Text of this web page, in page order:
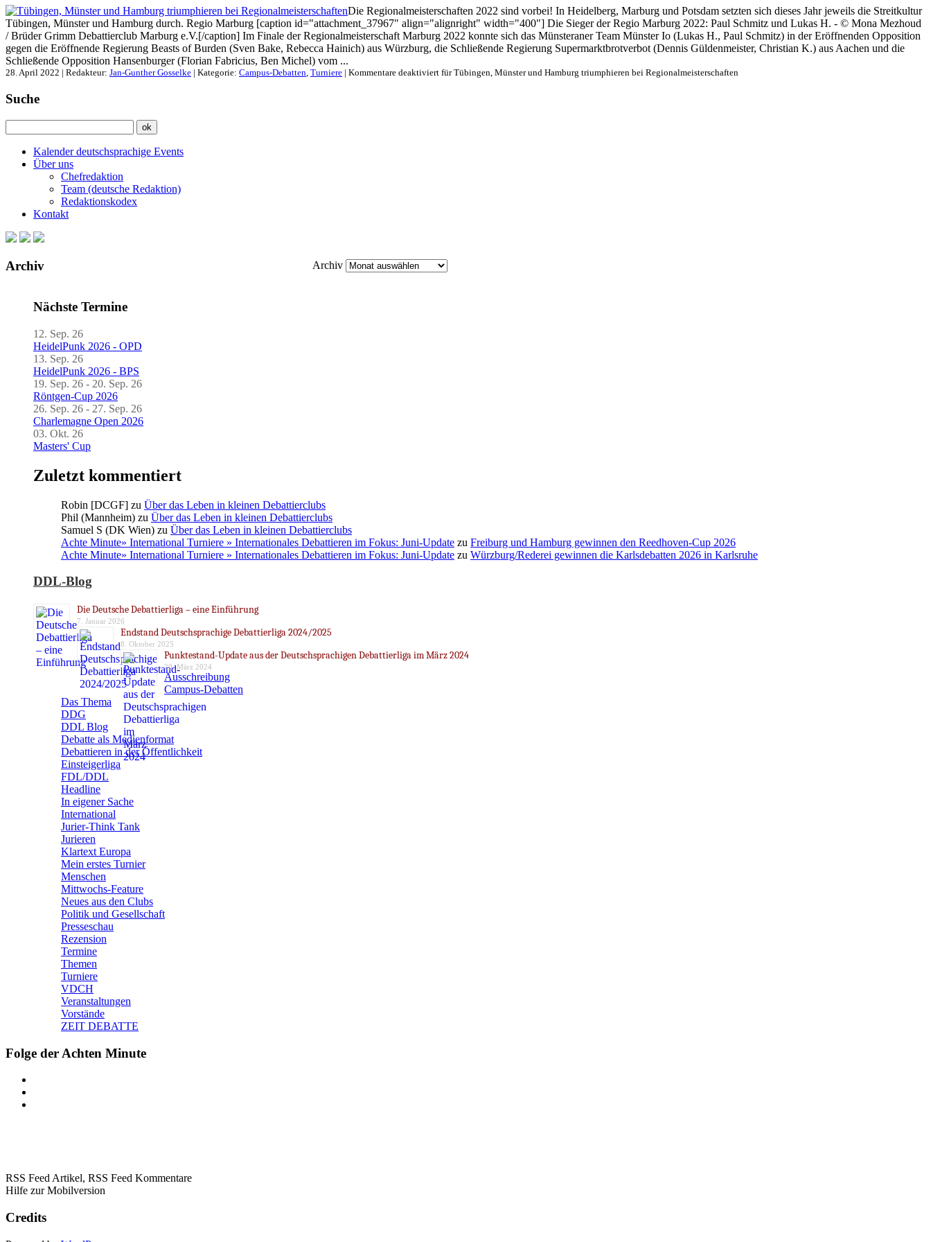
Die Regionalmeisterschaften 2022 sind vorbei! In Heidelberg, Marburg und Potsdam setzten sich dieses Jahr jeweils die Streitkultur
Tübingen, Münster und Hamburg durch. Regio Marburg [caption id="attachment_37967" align="alignright" width="400"] Die Sieger der Regio Marburg 2022: Paul Schmitz und Lukas H. - © Mona Mezhoud
/ Brüder Grimm Debattierclub Marburg e.V.[/caption] Im Finale der Regionalmeisterschaft Marburg 2022 konnte sich das Münsteraner Team Münster Io (Lukas H., Paul Schmitz) in der Eröffnenden Opposition
gegen die Eröffnende Regierung Beasts of Burden (Sven Bake, Rebecca Hainich) aus Würzburg, die Schließende Regierung Supermarktbrotverbot (Dennis Güldenmeister, Christian K.) aus Aachen und die
Schließende Opposition Hansenburger (Florian Fabricius, Ben Michel) vom ...
28. April 2022 | Redakteur: Jan-Gunther Gosselke | Kategorie: Campus-Debatten, Turniere | Kommentare deaktiviert für Tübingen, Münster und Hamburg triumphieren bei Regionalmeisterschaften
Suche
Kalender deutschsprachige Events
Über uns
Chefredaktion
Team (deutsche Redaktion)
Redaktionskodex
Kontakt
Archiv Archiv
Nächste Termine
12. Sep. 26
HeidelPunk 2026 - OPD
13. Sep. 26
HeidelPunk 2026 - BPS
19. Sep. 26 - 20. Sep. 26
Röntgen-Cup 2026
26. Sep. 26 - 27. Sep. 26
Charlemagne Open 2026
03. Okt. 26
Masters' Cup
Zuletzt kommentiert
Robin [DCGF] zu Über das Leben in kleinen Debattierclubs
Phil (Mannheim) zu Über das Leben in kleinen Debattierclubs
Samuel S (DK Wien) zu Über das Leben in kleinen Debattierclubs
Achte Minute» International Turniere » Internationales Debattieren im Fokus: Juni-Update zu Freiburg und Hamburg gewinnen den Reedhoven-Cup 2026
Achte Minute» International Turniere » Internationales Debattieren im Fokus: Juni-Update zu Würzburg/Rederei gewinnen die Karlsdebatten 2026 in Karlsruhe
DDL-Blog
Die Deutsche Debattierliga – eine Einführung
7. Januar 2026
Endstand Deutschsprachige Debattierliga 2024/2025
8. Oktober 2025
Punktestand-Update aus der Deutschsprachigen Debattierliga im März 2024
20. März 2024
Ausschreibung
Campus-Debatten
Das Thema
DDG
DDL Blog
Debatte als Medienformat
Debattieren in der Öffentlichkeit
Einsteigerliga
FDL/DDL
Headline
In eigener Sache
International
Jurier-Think Tank
Jurieren
Klartext Europa
Mein erstes Turnier
Menschen
Mittwochs-Feature
Neues aus den Clubs
Politik und Gesellschaft
Presseschau
Rezension
Termine
Themen
Turniere
VDCH
Veranstaltungen
Vorstände
ZEIT DEBATTE
Folge der Achten Minute
RSS Feed Artikel, RSS Feed Kommentare
Hilfe zur Mobilversion
Credits